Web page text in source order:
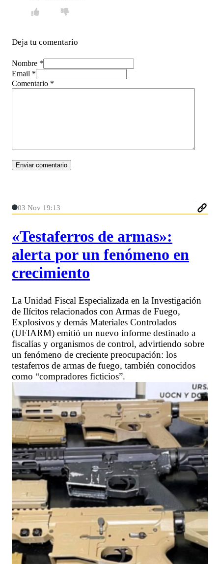
Deja tu comentario
Nombre *
Email *
Comentario *
03 Nov 19:13
«Testaferros de armas»:
alerta por un fenómeno en
crecimiento
La Unidad Fiscal Especializada en la Investigación
de Ilícitos relacionados con Armas de Fuego,
Explosivos y demás Materiales Controlados
(UFIARM) emitió un nuevo informe destinado a
fiscalías y organismos de control, advirtiendo sobre
un fenómeno de creciente preocupación: los
testaferros de armas de fuego, también conocidos
como “compradores ficticios”.